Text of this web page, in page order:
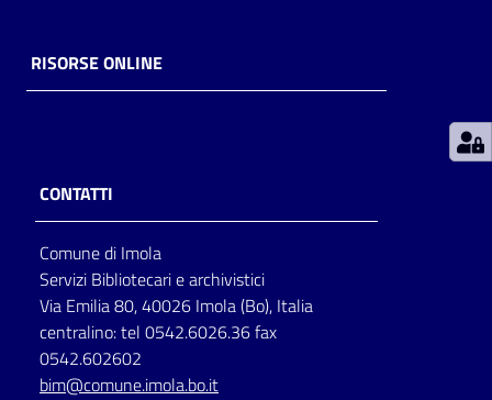
Decentrate
Seguici
su
RISORSE ONLINE
CONTATTI
Comune di Imola
Servizi Bibliotecari e archivistici
Via Emilia 80, 40026 Imola (Bo), Italia
centralino: tel 0542.6026.36 fax
0542.602602
bim@comune.imola.bo.it